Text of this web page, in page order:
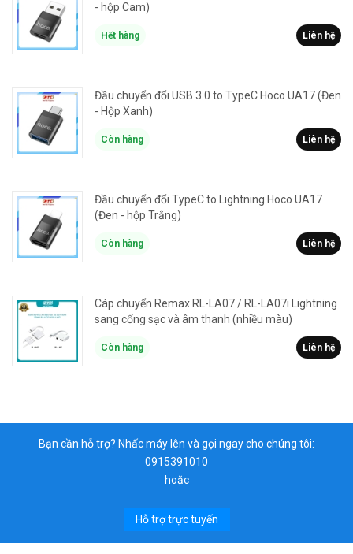
- hộp Cam)
Hết hàng Liên hệ
Đầu chuyển đổi USB 3.0 to TypeC Hoco UA17 (Đen
- Hộp Xanh)
Còn hàng Liên hệ
Đầu chuyển đổi TypeC to Lightning Hoco UA17
(Đen - hộp Trắng)
Còn hàng Liên hệ
Cáp chuyển Remax RL-LA07 / RL-LA07i Lightning
sang cổng sạc và âm thanh (nhiều màu)
Còn hàng Liên hệ
Bạn cần hỗ trợ? Nhấc máy lên và gọi ngay cho chúng tôi:
0915391010
hoặc
Hỗ trợ trực tuyến